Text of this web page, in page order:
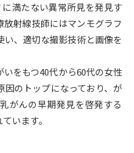
大学検索
る
国際・グローバルに強い大学特
集
奨学金・特待生制度特集
満たない異常所見を発見す
射線技師にはマンモグラフ
、適切な撮影技術と画像を
をもつ40代から60代の女性
因のトップになっており、が
がんの早期発見を啓発する
います。